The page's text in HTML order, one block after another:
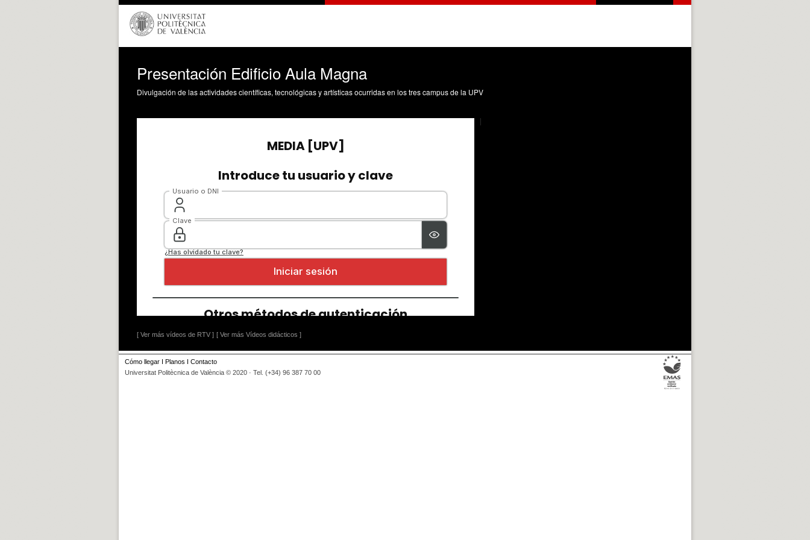
Presentación Edificio Aula Magna
Divulgación de las actividades científicas, tecnológicas y artísticas ocurridas en los tres campus de la UPV
[ Ver más vídeos de RTV ] [ Ver más Vídeos didácticos ]
Cómo llegar I Planos I Contacto
Universitat Politècnica de València © 2020 · Tel. (+34) 96 387 70 00